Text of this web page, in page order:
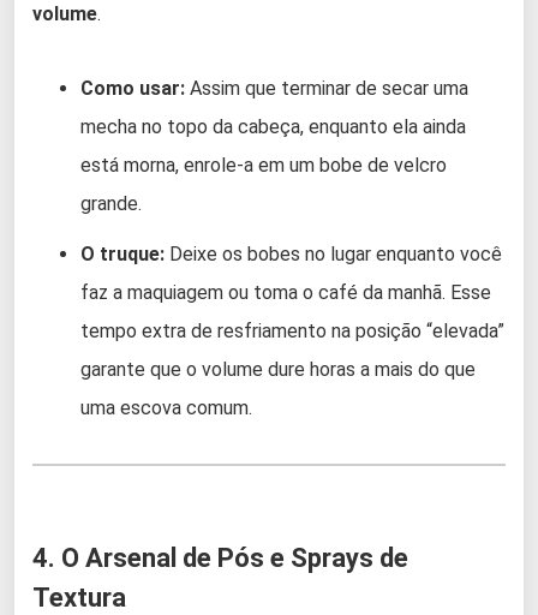
volume.
Como usar: Assim que terminar de secar uma
mecha no topo da cabeça, enquanto ela ainda
está morna, enrole-a em um bobe de velcro
grande.
O truque: Deixe os bobes no lugar enquanto você
faz a maquiagem ou toma o café da manhã. Esse
tempo extra de resfriamento na posição “elevada”
garante que o volume dure horas a mais do que
uma escova comum.
4. O Arsenal de Pós e Sprays de
Textura